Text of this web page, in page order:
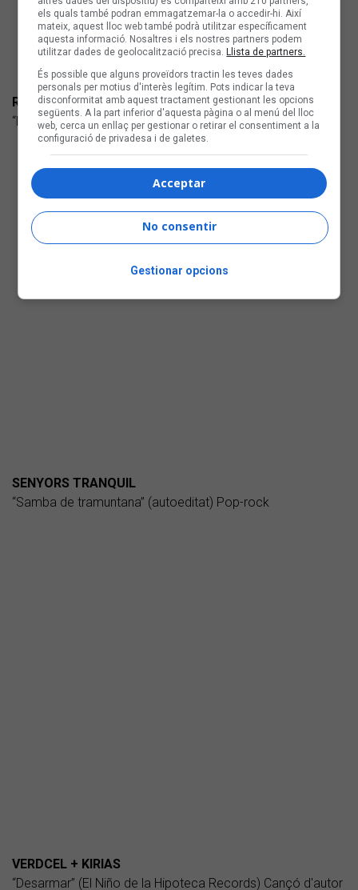
RELS
“Es meu far” (Temps Record) Rock
SENYORS TRANQUIL
“Samba de tramuntana” (autoeditat) Pop-rock
VERDCEL + KIRIAS
“Desarmar” (El Niño de la Hipoteca Records) Cançó d'autor
els quals també podran emmagatzemar-la o accedir-hi. Així
mateix, aquest lloc web també podrà utilitzar específicament
aquesta informació. Nosaltres i els nostres partners podem
utilitzar dades de geolocalització precisa. Llista de partners.
És possible que alguns proveïdors tractin les teves dades
personals per motius d'interès legítim. Pots indicar la teva
disconformitat amb aquest tractament gestionant les opcions
següents. A la part inferior d'aquesta pàgina o al menú del lloc
web, cerca un enllaç per gestionar o retirar el consentiment a la
configuració de privadesa i de galetes.
Acceptar
No consentir
Gestionar opcions